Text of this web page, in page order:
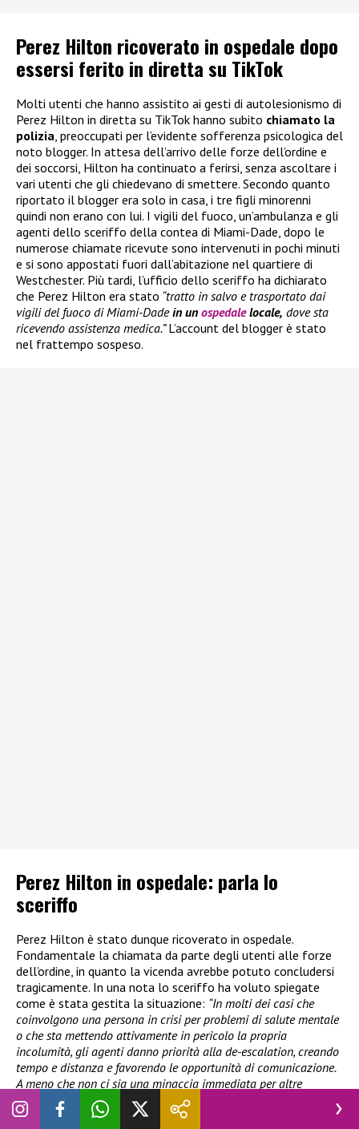
Perez Hilton ricoverato in ospedale dopo
essersi ferito in diretta su TikTok
Molti utenti che hanno assistito ai gesti di autolesionismo di
Perez Hilton in diretta su TikTok hanno subito chiamato la
polizia , preoccupati per l’evidente sofferenza psicologica del
noto blogger. In attesa dell’arrivo delle forze dell’ordine e
dei soccorsi, Hilton ha continuato a ferirsi, senza ascoltare i
vari utenti che gli chiedevano di smettere. Secondo quanto
riportato il blogger era solo in casa, i tre figli minorenni
quindi non erano con lui. I vigili del fuoco, un’ambulanza e gli
agenti dello sceriffo della contea di Miami-Dade, dopo le
numerose chiamate ricevute sono intervenuti in pochi minuti
e si sono appostati fuori dall’abitazione nel quartiere di
Westchester. Più tardi, l’ufficio dello sceriffo ha dichiarato
che Perez Hilton era stato “tratto in salvo e trasportato dai
vigili del fuoco di Miami-Dadein un ospedalelocale, dove sta
ricevendo assistenza medica.”L’account del blogger è stato
nel frattempo sospeso.
Perez Hilton in ospedale: parla lo
sceriffo
Perez Hilton è stato dunque ricoverato in ospedale.
Fondamentale la chiamata da parte degli utenti alle forze
dell’ordine, in quanto la vicenda avrebbe potuto concludersi
tragicamente. In una nota lo sceriffo ha voluto spiegate
come è stata gestita la situazione: “In molti dei casi che
coinvolgono una persona in crisi per problemi di salute mentale
o che sta mettendo attivamente in pericolo la propria
incolumità, gli agenti danno priorità alla de-escalation, creando
tempo e distanza e favorendo le opportunità di comunicazione.
A meno che non ci sia una minaccia immediata per altre
persone, rallentare la situazione e utilizzare tecniche specifiche
di intervento nelle crisi può ridurre la probabilità di arrivare a